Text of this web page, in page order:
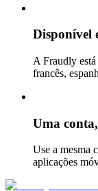
Disponível
A Fraudly
francês,
Uma
Use a mesma
aplicações